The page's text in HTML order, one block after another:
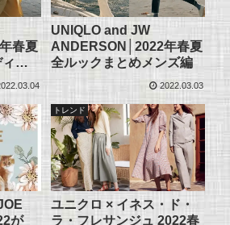
春夏
ー
UNIQLO and JW
ANDERSON│2022年春夏
全ルックまとめメンズ編
2022.03.03
が
トレンド
ユニクロ × イネス・ド・
ラ・フレサンジュ 2022春